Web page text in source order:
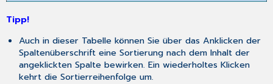
Tipp!
Auch in dieser Tabelle können Sie über das Anklicken der
Spaltenüberschrift eine Sortierung nach dem Inhalt der
angeklickten Spalte bewirken. Ein wiederholtes Klicken
kehrt die Sortierreihenfolge um.